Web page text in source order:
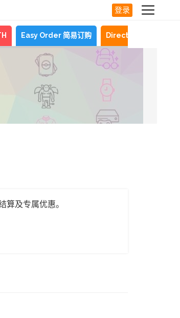
登录
Easy Order 简易订购 Direct Shopping
算及专属优惠。